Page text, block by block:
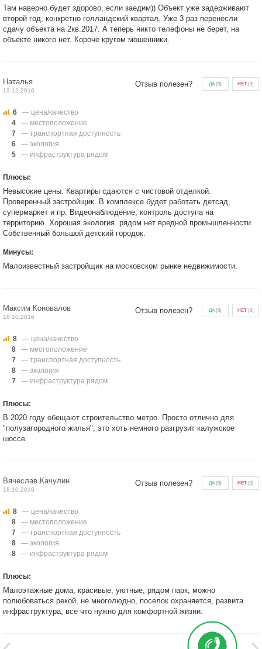
Там наверно будет здорово, если заедим)) Объект уже задерживают
второй год, конкретно голландский квартал. Уже 3 раз перенесли
сдачу объекта на 2кв.2017. А теперь никто телефоны не берет, на
объекте никого нет. Короче кругом мошенники.
Наталья
13.12.2016
Отзыв полезен? ДА(0) НЕТ (0)
6
— цена/качество
4
— местоположение
7
— транспортная доступность
6
— экология
5
— инфраструктура рядом
Плюсы:
Невысокие цены. Квартиры сдаются с чистовой отделкой.
Проверенный застройщик. В комплексе будет работать детсад,
супермаркет и пр. Видеонаблюдение, контроль доступа на
территорию. Хорошая экология. рядом нет вредной промышленности.
Собственный большой детский городок.
Минусы:
Малоизвестный застройщик на московском рынке недвижимости.
Максим Коновалов
18.10.2016
Отзыв полезен? ДА(0) НЕТ (0)
8
— цена/качество
8
— местоположение
7
— транспортная доступность
8
— экология
7
— инфраструктура рядом
Плюсы:
В 2020 году обещают строительство метро. Просто отлично для
"полузагородного жилья", это хоть немного разгрузит калужское
шоссе.
Вячеслав Качулин
18.10.2016
Отзыв полезен? ДА(0) НЕТ (0)
8
— цена/качество
8
— местоположение
7
— транспортная доступность
8
— экология
8
— инфраструктура рядом
Плюсы:
Малоэтажные дома, красивые, уютные, рядом парк, можно
полюбоваться рекой, не многолюдно, поселок охраняется, развита
инфраструктура, все что нужно для комфортной жизни.